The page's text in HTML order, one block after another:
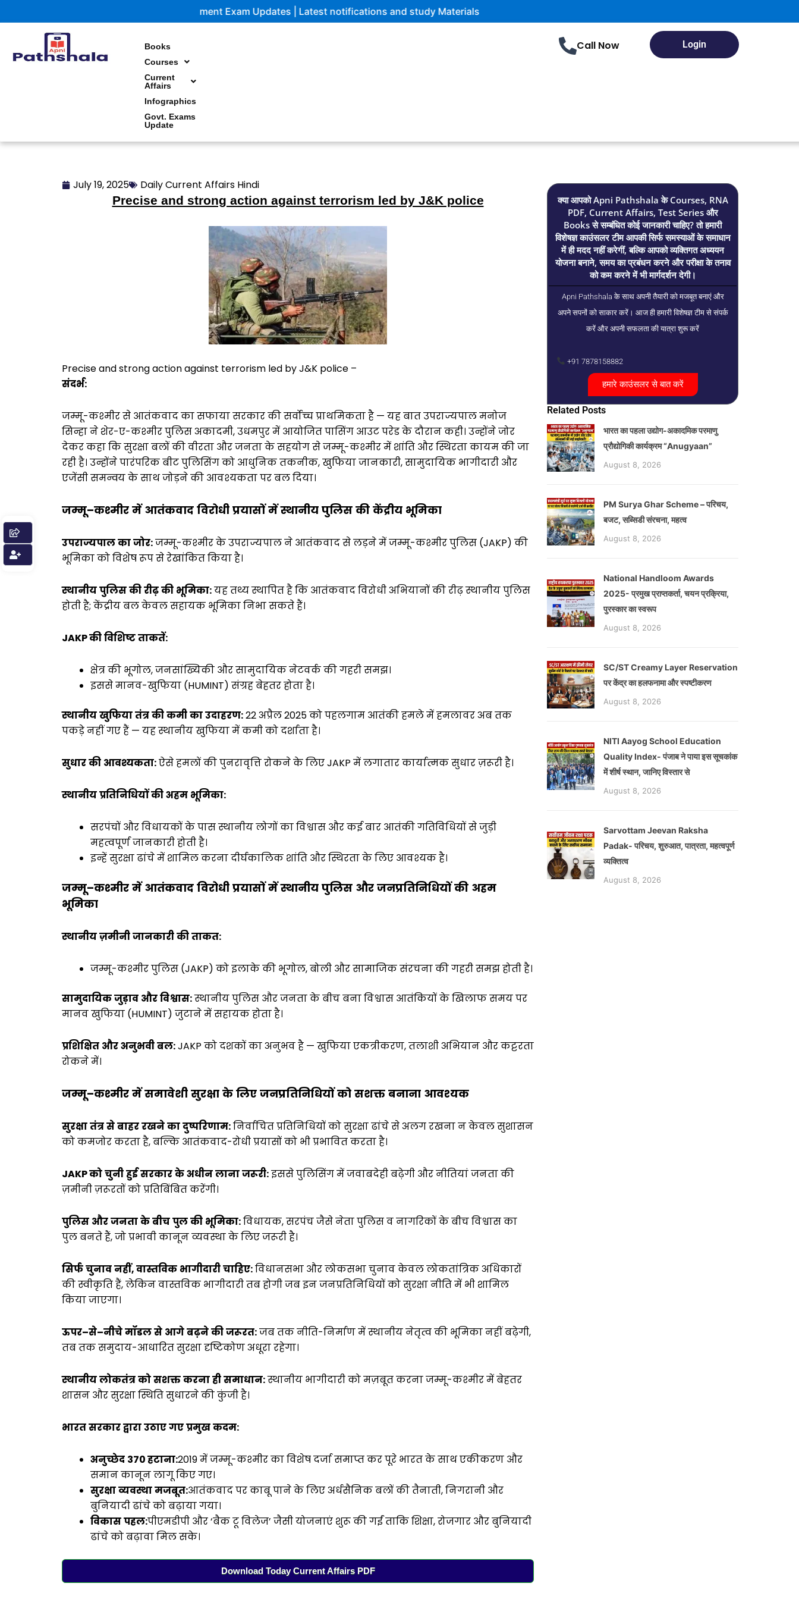
to
Government Exam Updates | Latest notifications and study Materials
Books
Courses
Current
Affairs
Infographics
Govt. Exams
Update
Call Now Login
July 19, 2025
Daily Current Affairs Hindi
Precise and strong action against terrorism led by J&K police
Precise and strong action against terrorism led by J&K police –
संदर्भ:
जम्मू-कश्मीर से आतंकवाद का सफाया सरकार की सर्वोच्च प्राथमिकता है — यह बात उपराज्यपाल मनोज
सिन्हा ने शेर-ए-कश्मीर पुलिस अकादमी, उधमपुर में आयोजित पासिंग आउट परेड के दौरान कही। उन्होंने जोर
देकर कहा कि सुरक्षा बलों की वीरता और जनता के सहयोग से जम्मू-कश्मीर में शांति और स्थिरता कायम की जा
रही है। उन्होंने पारंपरिक बीट पुलिसिंग को आधुनिक तकनीक, खुफिया जानकारी, सामुदायिक भागीदारी और
एजेंसी समन्वय के साथ जोड़ने की आवश्यकता पर बल दिया।
जम्मू–कश्मीर में आतंकवाद विरोधी प्रयासों में स्थानीय पुलिस की केंद्रीय भूमिका
उपराज्यपालकाजोर:जम्मू-कश्मीर के उपराज्यपाल ने आतंकवाद से लड़ने में जम्मू-कश्मीर पुलिस (JAKP) की
भूमिका को विशेष रूप से रेखांकित किया है।
स्थानीयपुलिसकीरीढ़की भूमिका:यह तथ्य स्थापित है कि आतंकवाद विरोधी अभियानों की रीढ़ स्थानीय पुलिस
होती है; केंद्रीय बल केवल सहायक भूमिका निभा सकते हैं।
JAKPकीविशिष्टताकतें:
क्षेत्र की भूगोल, जनसांख्यिकी और सामुदायिक नेटवर्क की गहरी समझ।
इससे मानव-खुफिया (HUMINT) संग्रह बेहतर होता है।
स्थानीयखुफियातंत्रकीकमीकाउदाहरण:22 अप्रैल 2025 को पहलगाम आतंकी हमले में हमलावर अब तक
पकड़े नहीं गए हैं — यह स्थानीय खुफिया में कमी को दर्शाता है।
सुधारकी आवश्यकता:ऐसे हमलों की पुनरावृत्ति रोकने के लिए JAKP में लगातार कार्यात्मक सुधार ज़रूरी है।
स्थानीयप्रतिनिधियोंकीअहम भूमिका:
सरपंचों और विधायकों के पास स्थानीय लोगों का विश्वास और कई बार आतंकी गतिविधियों से जुड़ी
महत्वपूर्ण जानकारी होती है।
इन्हें सुरक्षा ढांचे में शामिल करना दीर्घकालिक शांति और स्थिरता के लिए आवश्यक है।
जम्मू–कश्मीर में आतंकवाद विरोधी प्रयासों में स्थानीय पुलिस और जनप्रतिनिधियों की अहम
भूमिका
स्थानीयज़मीनीजानकारीकीताकत:
जम्मू-कश्मीर पुलिस (JAKP) को इलाके की भूगोल, बोली और सामाजिक संरचना की गहरी समझ होती है।
सामुदायिकजुड़ाव औरविश्वास:स्थानीय पुलिस और जनता के बीच बना विश्वास आतंकियों के खिलाफ समय पर
मानव खुफिया (HUMINT) जुटाने में सहायक होता है।
प्रशिक्षित औरअनुभवीबल:JAKP को दशकों का अनुभव है — खुफिया एकत्रीकरण, तलाशी अभियान और कट्टरता
रोकने में।
जम्मू–कश्मीर में समावेशी सुरक्षा के लिए जनप्रतिनिधियों को सशक्त बनाना आवश्यक
सुरक्षातंत्रसेबाहररखनेकादुष्परिणाम:निर्वाचित प्रतिनिधियों को सुरक्षा ढांचे से अलग रखना न केवल सुशासन
को कमजोर करता है, बल्कि आतंकवाद-रोधी प्रयासों को भी प्रभावित करता है।
JAKPकोचुनीहुईसरकारकेअधीनलानाजरूरी:इससे पुलिसिंग में जवाबदेही बढ़ेगी और नीतियां जनता की
ज़मीनी ज़रूरतों को प्रतिबिंबित करेंगी।
पुलिस औरजनताकेबीचपुलकी भूमिका:विधायक, सरपंच जैसे नेता पुलिस व नागरिकों के बीच विश्वास का
पुल बनते हैं, जो प्रभावी कानून व्यवस्था के लिए जरूरी है।
सिर्फचुनावनहीं,वास्तविक भागीदारीचाहिए:विधानसभा और लोकसभा चुनाव केवल लोकतांत्रिक अधिकारों
की स्वीकृति हैं, लेकिन वास्तविक भागीदारी तब होगी जब इन जनप्रतिनिधियों को सुरक्षा नीति में भी शामिल
किया जाएगा।
ऊपर–से–नीचेमॉडलसे आगेबढ़नेकीजरूरत:जब तक नीति-निर्माण में स्थानीय नेतृत्व की भूमिका नहीं बढ़ेगी,
तब तक समुदाय-आधारित सुरक्षा दृष्टिकोण अधूरा रहेगा।
स्थानीयलोकतंत्रकोसशक्तकरनाहीसमाधान:स्थानीय भागीदारी को मज़बूत करना जम्मू-कश्मीर में बेहतर
शासन और सुरक्षा स्थिति सुधारने की कुंजी है।
भारतसरकारद्वाराउठाएगएप्रमुखकदम:
अनुच्छेद 370हटाना:2019 में जम्मू-कश्मीर का विशेष दर्जा समाप्त कर पूरे भारत के साथ एकीकरण और
समान कानून लागू किए गए।
सुरक्षाव्यवस्थामजबूत:आतंकवाद पर काबू पाने के लिए अर्धसैनिक बलों की तैनाती, निगरानी और
बुनियादी ढांचे को बढ़ाया गया।
विकासपहल:पीएमडीपी और ‘बैक टू विलेज’ जैसी योजनाएं शुरू की गईं ताकि शिक्षा, रोजगार और बुनियादी
ढांचे को बढ़ावा मिल सके।
Download Today Current Affairs PDF
क्या आपको Apni Pathshala के Courses, RNA
PDF, Current Affairs, Test Series और
Books से सम्बंधित कोई जानकारी चाहिए? तो हमारी
विशेषज्ञ काउंसलर टीम आपकी सिर्फ समस्याओं के समाधान
में ही मदद नहीं करेगीं, बल्कि आपको व्यक्तिगत अध्ययन
योजना बनाने, समय का प्रबंधन करने और परीक्षा के तनाव
को कम करने में भी मार्गदर्शन देगी।
Apni Pathshala के साथ अपनी तैयारी को मजबूत बनाएं और
अपने सपनों को साकार करें। आज ही हमारी विशेषज्ञ टीम से संपर्क
करें और अपनी सफलता की यात्रा शुरू करें
+91 7878158882
हमारे काउंसलर से बात करें
Related Posts
भारत का पहला उद्योग-अकादमिक परमाणु
प्रौद्योगिकी कार्यक्रम “Anugyaan”
August 8, 2026
PM Surya Ghar Scheme – परिचय,
बजट, सब्सिडी संरचना, महत्व
August 8, 2026
National Handloom Awards
2025- प्रमुख प्राप्तकर्ता, चयन प्रक्रिया,
पुरस्कार का स्वरूप
August 8, 2026
SC/ST Creamy Layer Reservation
पर केंद्र का हलफनामा और स्पष्टीकरण
August 8, 2026
NITI Aayog School Education
Quality Index- पंजाब ने पाया इस सूचकांक
में शीर्ष स्थान, जानिए विस्तार से
August 8, 2026
Sarvottam Jeevan Raksha
Padak- परिचय, शुरुआत, पात्रता, महत्वपूर्ण
व्यक्तित्व
August 8, 2026